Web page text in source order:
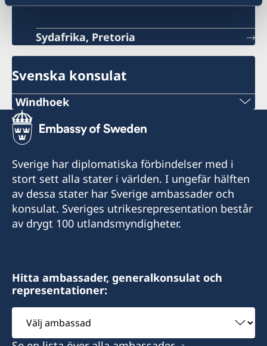
Sydafrika, Pretoria
Svenska konsulat
Windhoek
Telefon
+264 81 122 1289
E-post
swehonoraryconsulatenamibia@gmail.com
Drakensbergstreet 17
Consulate of Sweden
PO Box 3855, Windhoek
Namibia
Honorärkonsul Lena Brinkmann
Sverige har diplomatiska förbindelser med i
stort sett alla stater i världen. I ungefär hälften
av dessa stater har Sverige ambassader och
konsulat. Sveriges utrikesrepresentation består
av drygt 100 utlandsmyndigheter.
Hitta ambassader, generalkonsulat och
representationer:
Välj
ambassad